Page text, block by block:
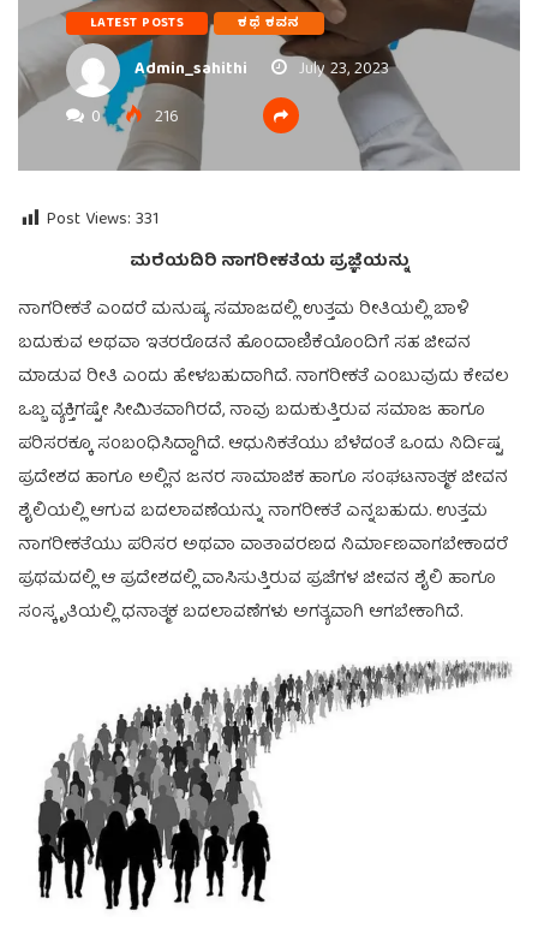
LATEST POSTS ಕಥೆ ಕವನ
Admin_sahithi
July 23, 2023
0
216
Post Views: 331
ಮರೆಯದಿರಿ ನಾಗರೀಕತೆಯ ಪ್ರಜ್ಞೆಯನ್ನು
ನಾಗರೀಕತೆ ಎಂದರೆ ಮನುಷ್ಯ ಸಮಾಜದಲ್ಲಿ ಉತ್ತಮ ರೀತಿಯಲ್ಲಿ ಬಾಳಿ
ಬದುಕುವ ಅಥವಾ ಇತರರೊಡನೆ ಹೊಂದಾಣಿಕೆಯೊಂದಿಗೆ ಸಹ ಜೀವನ
ಮಾಡುವ ರೀತಿ ಎಂದು ಹೇಳಬಹುದಾಗಿದೆ. ನಾಗರೀಕತೆ ಎಂಬುವುದು ಕೇವಲ
ಒಬ್ಬ ವ್ಯಕ್ತಿಗಷ್ಟೇ ಸೀಮಿತವಾಗಿರದೆ, ನಾವು ಬದುಕುತ್ತಿರುವ ಸಮಾಜ ಹಾಗೂ
ಪರಿಸರಕ್ಕೂ ಸಂಬಂಧಿಸಿದ್ದಾಗಿದೆ. ಆಧುನಿಕತೆಯು ಬೆಳೆದಂತೆ ಒಂದು ನಿರ್ದಿಷ್ಟ
ಪ್ರದೇಶದ ಹಾಗೂ ಅಲ್ಲಿನ ಜನರ ಸಾಮಾಜಿಕ ಹಾಗೂ ಸಂಘಟನಾತ್ಮಕ ಜೀವನ
ಶೈಲಿಯಲ್ಲಿ ಆಗುವ ಬದಲಾವಣೆಯನ್ನು ನಾಗರೀಕತೆ ಎನ್ನಬಹುದು. ಉತ್ತಮ
ನಾಗರೀಕತೆಯು ಪರಿಸರ ಅಥವಾ ವಾತಾವರಣದ ನಿರ್ಮಾಣವಾಗಬೇಕಾದರೆ
ಪ್ರಥಮದಲ್ಲಿ ಆ ಪ್ರದೇಶದಲ್ಲಿ ವಾಸಿಸುತ್ತಿರುವ ಪ್ರಜೆಗಳ ಜೀವನ ಶೈಲಿ ಹಾಗೂ
ಸಂಸ್ಕೃತಿಯಲ್ಲಿ ಧನಾತ್ಮಕ ಬದಲಾವಣೆಗಳು ಅಗತ್ಯವಾಗಿ ಆಗಬೇಕಾಗಿದೆ.